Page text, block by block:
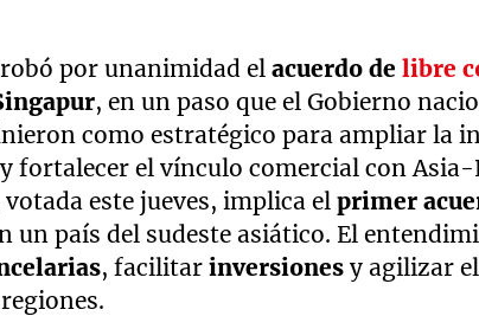
por unanimidad elacuerdo delibre
, en un paso que el Gobierno
como estratégico para ampliar la
fortalecer el vínculo comercial con Asia-
este jueves, implica elprimer
un país del sudeste asiático. El
, facilitarinversionesy agilizar